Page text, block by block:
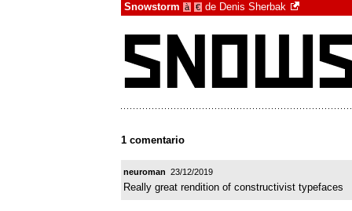
Snowstorm à € de Denis Sherbak
1 comentario
neuroman 23/12/2019
Really great rendition of constructivist typefaces